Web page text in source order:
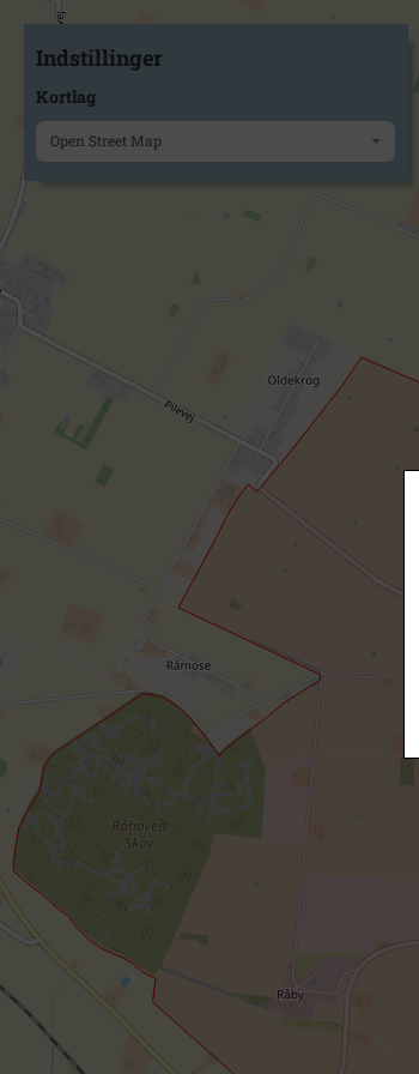
Indstillinger
Kortlag
Open Street Map